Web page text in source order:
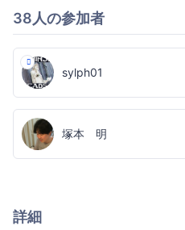
38人の参加者
sylph01
塚本 明
詳細